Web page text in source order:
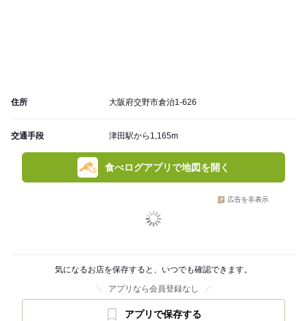
住所 大阪府交野市倉治1-626
交通手段 津田駅から1,165m
食べログアプリで地図を開く
広告を非表示
気になるお店を保存すると、いつでも確認できます。
アプリなら会員登録なし
アプリで保存する